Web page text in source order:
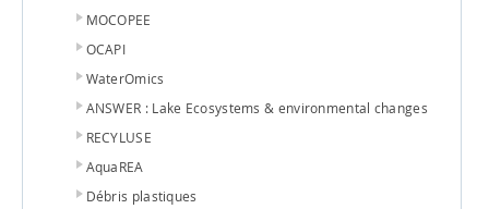
MOCOPEE
OCAPI
WaterOmics
ANSWER : Lake Ecosystems & environmental changes
RECYLUSE
AquaREA
Débris plastiques